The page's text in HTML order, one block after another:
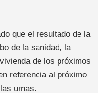
que el resultado de la
de la sanidad, la
de los próximos
referencia al próximo
urnas.